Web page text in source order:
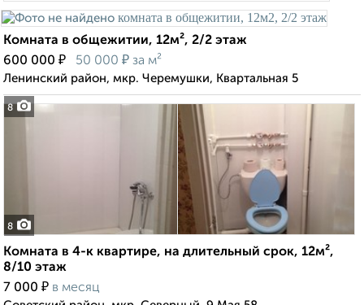
8
Комната в общежитии, 12м², 2/2 этаж
600 000 ₽ 50 000 ₽ за м²
Ленинский район, мкр. Черемушки, Квартальная 5
8
Комната в 4-к квартире, на длительный срок, 12м²,
8/10 этаж
7 000 ₽ в месяц